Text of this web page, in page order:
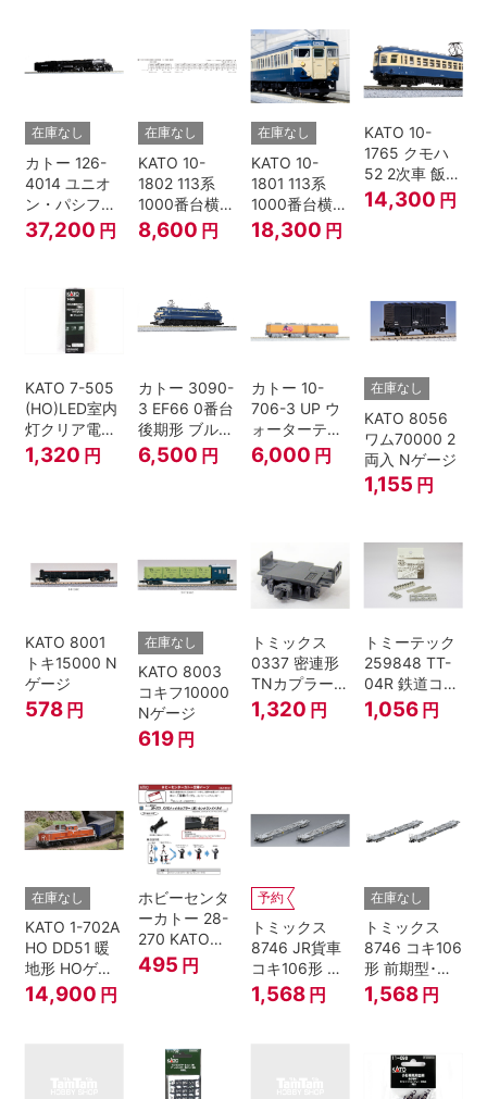
在庫なし
カトー 126-
4014 ユニオ
ン・パシフィ
ック鉄道 ビッ
グボーイ＃
37,200 円
在庫なし
KATO 10-
1802 113系
1000番台横須
賀・総武快速
線 増結4両セ
8,600 円
在庫なし
KATO 10-
1801 113系
1000番台横須
賀・総武快速
線 基本7両セ
18,300 円
KATO 10-
1765 クモハ
52 2次車 飯田
線 4両セット
Nゲージ
14,300 円
KATO 7-505
(HO)LED室内
灯クリア電球
色
1,320 円
カトー 3090-
3 EF66 0番台
後期形 ブルー
トレイン牽引
機
6,500 円
カトー 10-
706-3 UP ウ
ォーターテン
ダー 2両入
6,000 円
在庫なし
KATO 8056
ワム70000 2
両入 Nゲージ
1,155 円
KATO 8001
トキ15000 N
ゲージ
578 円
在庫なし
KATO 8003
コキフ10000
Nゲージ
619 円
トミックス
0337 密連形
TNカプラー
(6個入・SPタ
イプ)
1,320 円
トミーテック
259848 TT-
04R 鉄道コレ
クション
1,056 円
在庫なし
KATO 1-702A
HO DD51 暖
地形 HOゲー
ジ
14,900 円
ホビーセンタ
ーカトー 28-
270 KATOナ
ックルカプラ
ー 黒 センタ
495 円
予約
トミックス
8746 JR貨車
コキ106形 前
期型･新塗装･
コンテナな
1,568 円
在庫なし
トミックス
8746 コキ106
形 前期型･新
塗装･コンテ
ナなし･2両セ
1,568 円